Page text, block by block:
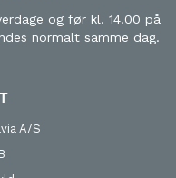
og før kl. 14.00 på
normalt samme dag.
A/S